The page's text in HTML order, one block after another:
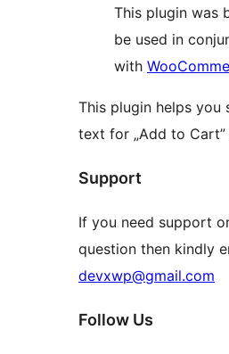
This plugin was
be used in
with
This plugin helps you
text for „Add to
Support
If you need support
question then kindly
devxwp@gmail.com
Follow Us